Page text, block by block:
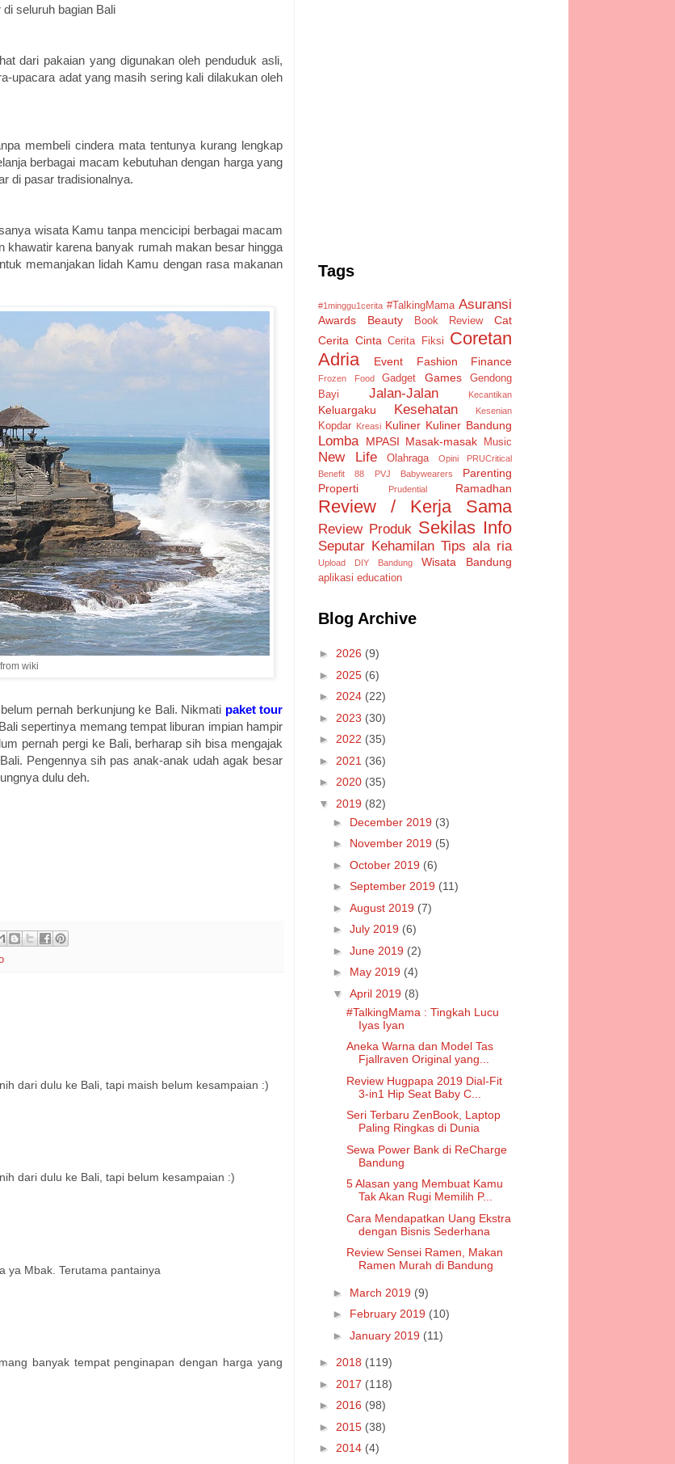
seluruh bagian Bali
dari pakaian yang digunakan oleh penduduk asli,
upacara adat yang masih sering kali dilakukan oleh
membeli cindera mata tentunya kurang lengkap
berbagai macam kebutuhan dengan harga yang
di pasar tradisionalnya.
wisata Kamu tanpa mencicipi berbagai macam
khawatir karena banyak rumah makan besar hingga
memanjakan lidah Kamu dengan rasa makanan
wiki
pernah berkunjung ke Bali. Nikmati paket tour
sepertinya memang tempat liburan impian hampir
pernah pergi ke Bali, berharap sih bisa mengajak
Pengennya sih pas anak-anak udah agak besar
dulu deh.
dari dulu ke Bali, tapi maish belum kesampaian :)
dari dulu ke Bali, tapi belum kesampaian :)
ya Mbak. Terutama pantainya
banyak tempat penginapan dengan harga yang
Tags
#1minggu1cerita #TalkingMama Asuransi
Awards Beauty Book Review
Cat
Cerita Cinta Cerita Fiksi
Coretan
Adria
Event Fashion Finance
Frozen Food Gadget Games
Gendong
Bayi
Jalan-Jalan Kecantikan
Keluargaku Kesehatan Kesenian
Kopdar Kreasi Kuliner Kuliner Bandung
Lomba MPASI Masak-masak Music
New Life Olahraga Opini
PRUCritical
Benefit 88
PVJ Babywearers
Parenting
Properti
Prudential Ramadhan
Review / Kerja Sama
Review Produk Sekilas Info
Seputar Kehamilan Tips ala ria
Upload DIY Bandung Wisata Bandung
aplikasi education
Blog Archive
► 2026 (9)
► 2025 (6)
► 2024 (22)
► 2023 (30)
► 2022 (35)
► 2021 (36)
► 2020 (35)
▼ 2019 (82)
► December 2019 (3)
► November 2019 (5)
► October 2019 (6)
► September 2019 (11)
► August 2019 (7)
► July 2019 (6)
► June 2019 (2)
► May 2019 (4)
▼ April 2019 (8)
#TalkingMama : Tingkah Lucu
Iyas Iyan
Aneka Warna dan Model Tas
Fjallraven Original yang...
Review Hugpapa 2019 Dial-Fit
3-in1 Hip Seat Baby C...
Seri Terbaru ZenBook, Laptop
Paling Ringkas di Dunia
Sewa Power Bank di ReCharge
Bandung
5 Alasan yang Membuat Kamu
Tak Akan Rugi Memilih P...
Cara Mendapatkan Uang Ekstra
dengan Bisnis Sederhana
Review Sensei Ramen, Makan
Ramen Murah di Bandung
► March 2019 (9)
► February 2019 (10)
► January 2019 (11)
► 2018 (119)
► 2017 (118)
► 2016 (98)
► 2015 (38)
► 2014 (4)